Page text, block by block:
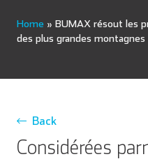
Home » BUMAX résout les
des plus grandes
Back
Considérées